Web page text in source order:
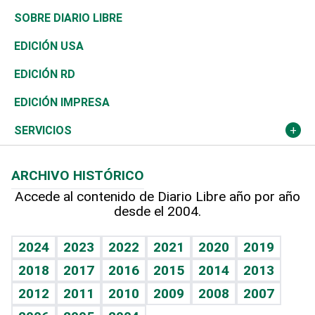
José Boquete
Reportajes
Asia
África
Ocenanía
Caribe
Resto del mundo
Consumo
Vivienda
Telecom.
Global y variable
Economía personal
Belleza
Buena Vida
Sociales
Novedades
Podcast Arte Libre
Hablando con el pediatra
Vida y familia
Eñe
Celebrando la vida
Golf
Ciclismo
Tenis
Olimpismo
Más deportes
Línea de hit
TBT Deportivo
De buena tinta
En Directo
El Espía
Noticiero Poteleche
Columnistas
Más firmas
Clima
Tecnología
Historia
Martes de tecnología
Cambio climático
Mundo
Economía
Revista
Deportes
Opinión
Hecho en casa
Guía del dinero
SOBRE DIARIO LIBRE
EDICIÓN USA
EDICIÓN RD
EDICIÓN IMPRESA
SERVICIOS
Cumpleaños
Horóscopos
Crucigramas
ARCHIVO HISTÓRICO
Accede al contenido de Diario Libre año por año
desde el 2004.
2024 2023 2022 2021 2020
2019
2018
2017 2016 2015 2014
2013
2012
2011 2010 2009 2008
2007